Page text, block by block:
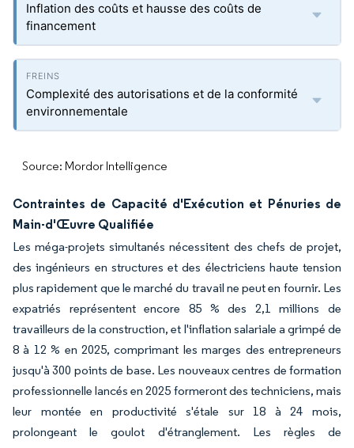
Inflation des coûts et hausse des coûts de
financement
Complexité des autorisations et de la conformité
environnementale
Source: Mordor Intelligence
Contraintes de Capacité d'Exécution et Pénuries de
Main-d'Œuvre Qualifiée
Les méga-projets simultanés nécessitent des chefs de projet,
des ingénieurs en structures et des électriciens haute tension
plus rapidement que le marché du travail ne peut en fournir. Les
expatriés représentent encore 85 % des 2,1 millions de
travailleurs de la construction, et l'inflation salariale a grimpé de
8 à 12 % en 2025, comprimant les marges des entrepreneurs
jusqu'à 300 points de base. Les nouveaux centres de formation
professionnelle lancés en 2025 formeront des techniciens, mais
leur montée en productivité s'étale sur 18 à 24 mois,
prolongeant le goulot d'étranglement. Les règles de